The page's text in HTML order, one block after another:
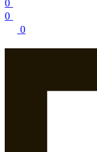
0
0
0